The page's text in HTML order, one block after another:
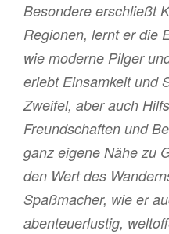
Besondere erschließt
Regionen, lernt er die
wie moderne Pilger
erlebt Einsamkeit und
Zweifel, aber auch
Freundschaften und
ganz eigene Nähe zu
den Wert des
Spaßmacher, wie er
abenteuerlustig,